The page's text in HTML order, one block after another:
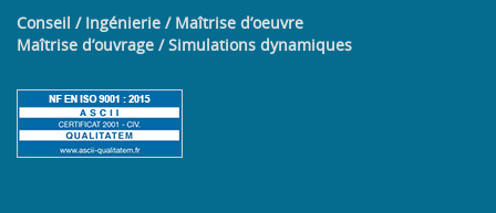
Conseil / Ingénierie / Maîtrise d’oeuvre
Maîtrise d’ouvrage / Simulations dynamiques